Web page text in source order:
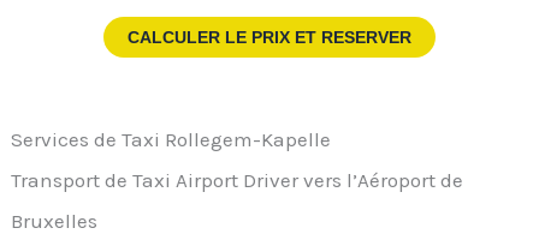
CALCULER LE PRIX ET RESERVER
Services de Taxi Rollegem-Kapelle
Transport de Taxi Airport Driver vers l’Aéroport de
Bruxelles